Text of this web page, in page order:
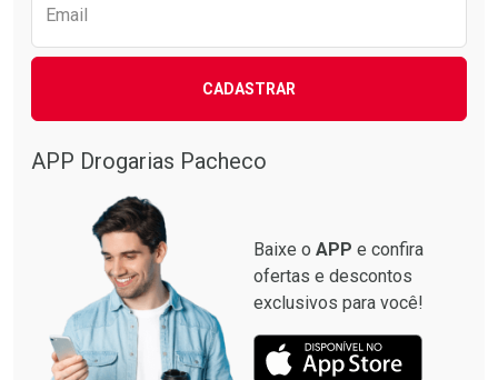
Email
CADASTRAR
APP Drogarias Pacheco
Baixe o APP e confira
ofertas e descontos
exclusivos para você!